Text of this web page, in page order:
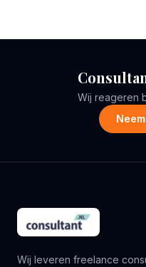
Wij reageren
Wij leveren freelance